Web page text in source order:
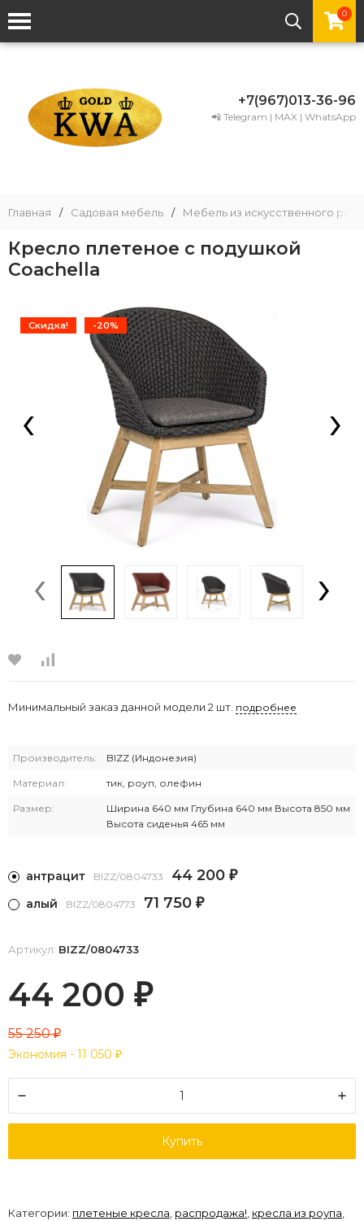
0
+7(967)013-36-96
📲 Telegram | MAX | WhatsApp
Главная / Садовая мебель / Мебель из искусственного
Кресло плетеное с подушкой
Coachella
Скидка! -20%
‹ ›
‹ ›
Минимальный заказ данной модели 2 шт. подробнее
Производитель: BIZZ (Индонезия)
Материал: тик, роуп, олефин
Размер:
Ширина 640 мм Глубина 640 мм Высота 850 мм
Высота сиденья 465 мм
антрацит BIZZ/0804733 44 200 ₽
алый BIZZ/0804773 71 750 ₽
Артикул: BIZZ/0804733
44 200 ₽
55 250₽
Экономия - 11 050 ₽
Купить
Категории: плетеные кресла, распродажа!, кресла из роупа,